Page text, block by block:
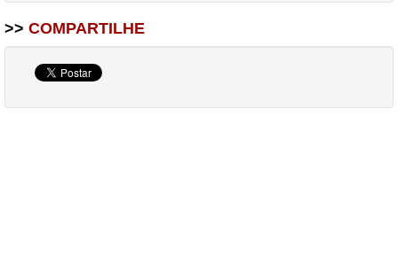
>> COMPARTILHE